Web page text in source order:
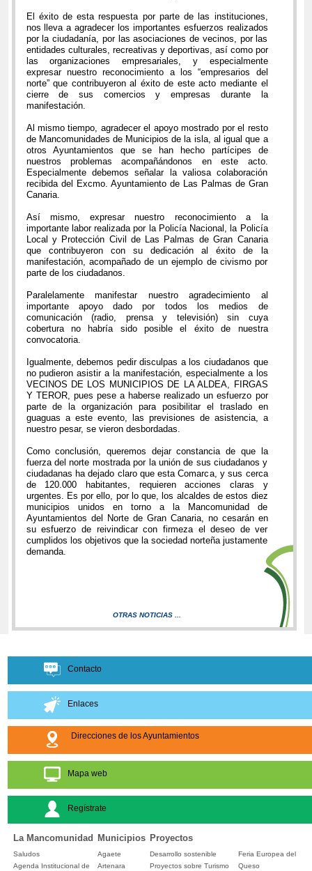
El éxito de esta respuesta por parte de las instituciones,
nos lleva a agradecer los importantes esfuerzos realizados
por la ciudadanía, por las asociaciones de vecinos, por las
entidades culturales, recreativas y deportivas, así como por
las organizaciones empresariales, y especialmente
expresar nuestro reconocimiento a los “empresarios del
norte” que contribuyeron al éxito de este acto mediante el
cierre de sus comercios y empresas durante la
manifestación.
Al mismo tiempo, agradecer el apoyo mostrado por el resto
de Mancomunidades de Municipios de la isla, al igual que a
otros Ayuntamientos que se han hecho partícipes de
nuestros problemas acompañándonos en este acto.
Especialmente debemos señalar la valiosa colaboración
recibida del Excmo. Ayuntamiento de Las Palmas de Gran
Canaria.
Así mismo, expresar nuestro reconocimiento a la
importante labor realizada por la Policía Nacional, la Policía
Local y Protección Civil de Las Palmas de Gran Canaria
que contribuyeron con su dedicación al éxito de la
manifestación, acompañado de un ejemplo de civismo por
parte de los ciudadanos.
Paralelamente manifestar nuestro agradecimiento al
importante apoyo dado por todos los medios de
comunicación (radio, prensa y televisión) sin cuya
cobertura no habría sido posible el éxito de nuestra
convocatoria.
Igualmente, debemos pedir disculpas a los ciudadanos que
no pudieron asistir a la manifestación, especialmente a los
VECINOS DE LOS MUNICIPIOS DE LA ALDEA, FIRGAS
Y TEROR, pues pese a haberse realizado un esfuerzo por
parte de la organización para posibilitar el traslado en
guaguas a este evento, las previsiones de asistencia, a
nuestro pesar, se vieron desbordadas.
Como conclusión, queremos dejar constancia de que la
fuerza del norte mostrada por la unión de sus ciudadanos y
ciudadanas ha dejado claro que esta Comarca, y sus cerca
de 120.000 habitantes, requieren acciones claras y
urgentes. Es por ello, por lo que, los alcaldes de estos diez
municipios unidos en torno a la Mancomunidad de
Ayuntamientos del Norte de Gran Canaria, no cesarán en
su esfuerzo de reivindicar con firmeza el deseo de ver
cumplidos los objetivos que la sociedad norteña justamente
demanda.
OTRAS NOTICIAS ...
Contacto
Enlaces
Direcciones de los Ayuntamientos
Mapa web
Regístrate
La Mancomunidad Municipios Proyectos
Saludos
Agenda Institucional de
Agaete
Artenara
Desarrollo sostenible
Proyectos sobre Turismo
Feria Europea del
Queso